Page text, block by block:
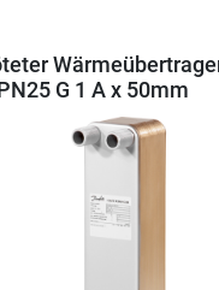
G 1 A x 50mm